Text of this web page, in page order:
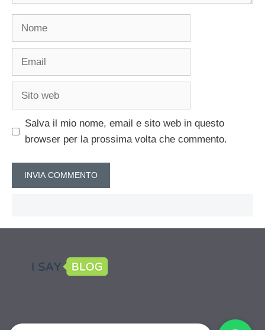
Nome
Email
Sito
Salva il mio nome, email e sito web in questo
browser per la prossima volta che commento.